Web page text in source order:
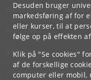
Desuden bruger
markedsføring af for
eller kurser, til at
følge op på effekten
Klik på "Se cookies"
af de forskellige
computer eller mobil,
KØBENHAVNS
KONTAKT
SERVICES
FOR STUDERENDE